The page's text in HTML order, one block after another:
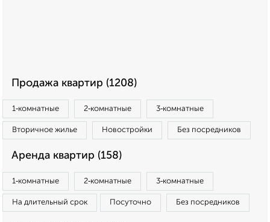
Продажа квартир (1208)
1‑комнатные 2‑комнатные 3‑комнатные
Вторичное жилье Новостройки Без посредников
Аренда квартир (158)
1‑комнатные 2‑комнатные 3‑комнатные
На длительный срок Посуточно Без посредников